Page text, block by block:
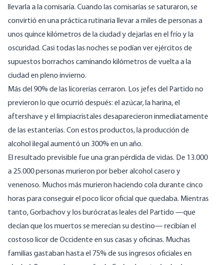
llevarla a la comisaría. Cuando las comisarías se saturaron, se
convirtió en una práctica rutinaria llevar a miles de personas a
unos quince kilómetros de la ciudad y dejarlas en el frío y la
oscuridad. Casi todas las noches se podían ver ejércitos de
supuestos borrachos caminando kilómetros de vuelta a la
ciudad en pleno invierno.
Más del 90% de las licorerías cerraron. Los jefes del Partido no
previeron lo que ocurrió después: el azúcar, la harina, el
aftershave y el limpiacristales desaparecieron inmediatamente
de las estanterías. Con estos productos, la producción de
alcohol ilegal aumentó un 300% en un año.
El resultado previsible fue una gran pérdida de vidas. De 13.000
a 25.000 personas murieron por beber alcohol casero y
venenoso. Muchos más murieron haciendo cola durante cinco
horas para conseguir el poco licor oficial que quedaba. Mientras
tanto, Gorbachov y los burócratas leales del Partido —que
decían que los muertos se merecían su destino— recibían el
costoso licor de Occidente en sus casas y oficinas. Muchas
familias gastaban hasta el 75% de sus ingresos oficiales en